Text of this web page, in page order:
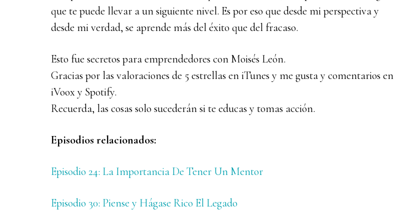
que te puede llevar a un siguiente nivel. Es por eso que desde mi perspectiva y
desde mi verdad, se aprende más del éxito que del fracaso.
Esto fue secretos para emprendedores con Moisés León.
Gracias por las valoraciones de 5 estrellas en iTunes y me gusta y comentarios en
iVoox y Spotify.
Recuerda, las cosas solo sucederán si te educas y tomas acción.
Episodios relacionados:
Episodio 24: La Importancia De Tener Un Mentor
Episodio 30: Piense y Hágase Rico El Legado